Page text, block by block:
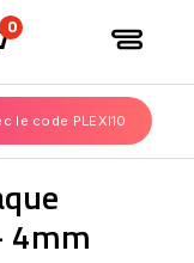
le code PLEXI10
0
4mm